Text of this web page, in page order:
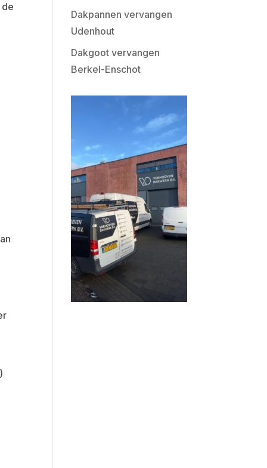
Dakpannen vervangen
Udenhout
Dakgoot vervangen
Berkel-Enschot